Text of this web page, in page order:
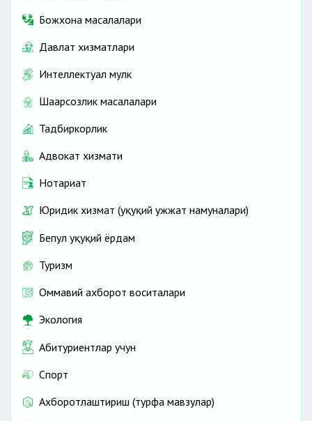
Божхона масалалари
Давлат хизматлари
Интеллектуал мулк
Шаҳарсозлик масалалари
Тадбиркорлик
Адвокат хизмати
Нотариат
Юридик хизмат (ҳуқуқий ҳужжат намуналари)
Бепул ҳуқуқий ёрдам
Туризм
Оммавий ахборот воситалари
Экология
Абитуриентлар учун
Спорт
Ахборотлаштириш (турфа мавзулар)